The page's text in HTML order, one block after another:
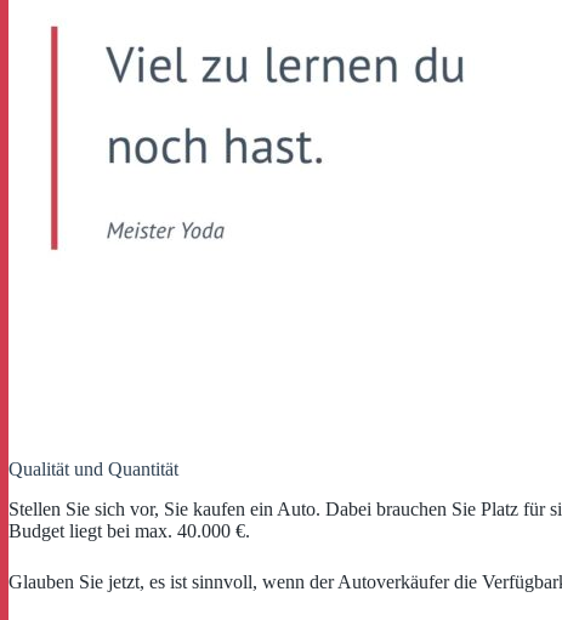
Qualität und Quantität
Stellen Sie sich vor, Sie kaufen ein Auto. Dabei brauchen Sie Platz
Budget liegt bei max. 40.000 €.
Glauben Sie jetzt, es ist sinnvoll, wenn der Autoverkäufer die